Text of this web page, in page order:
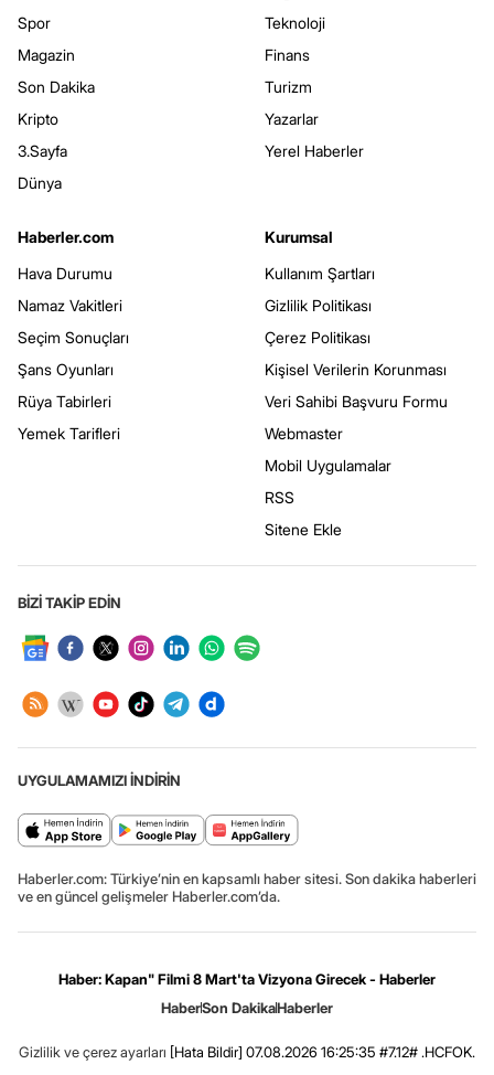
Spor
Magazin
Son Dakika
Kripto
3.Sayfa
Dünya
Teknoloji
Finans
Turizm
Yazarlar
Yerel Haberler
Haberler.com
Hava Durumu
Namaz Vakitleri
Seçim Sonuçları
Şans Oyunları
Rüya Tabirleri
Yemek Tarifleri
Kurumsal
Kullanım Şartları
Gizlilik Politikası
Çerez Politikası
Kişisel Verilerin Korunması
Veri Sahibi Başvuru Formu
Webmaster
Mobil Uygulamalar
RSS
Sitene Ekle
BİZİ TAKİP EDİN
UYGULAMAMIZI İNDİRİN
Haberler.com: Türkiye’nin en kapsamlı haber sitesi. Son dakika haberleri
ve en güncel gelişmeler Haberler.com’da.
Haber: Kapan" Filmi 8 Mart'ta Vizyona Girecek - Haberler
HaberSon DakikaHaberler
Gizlilik ve çerez ayarları [Hata Bildir] 07.08.2026 16:25:35 #7.12# .HCFOK.